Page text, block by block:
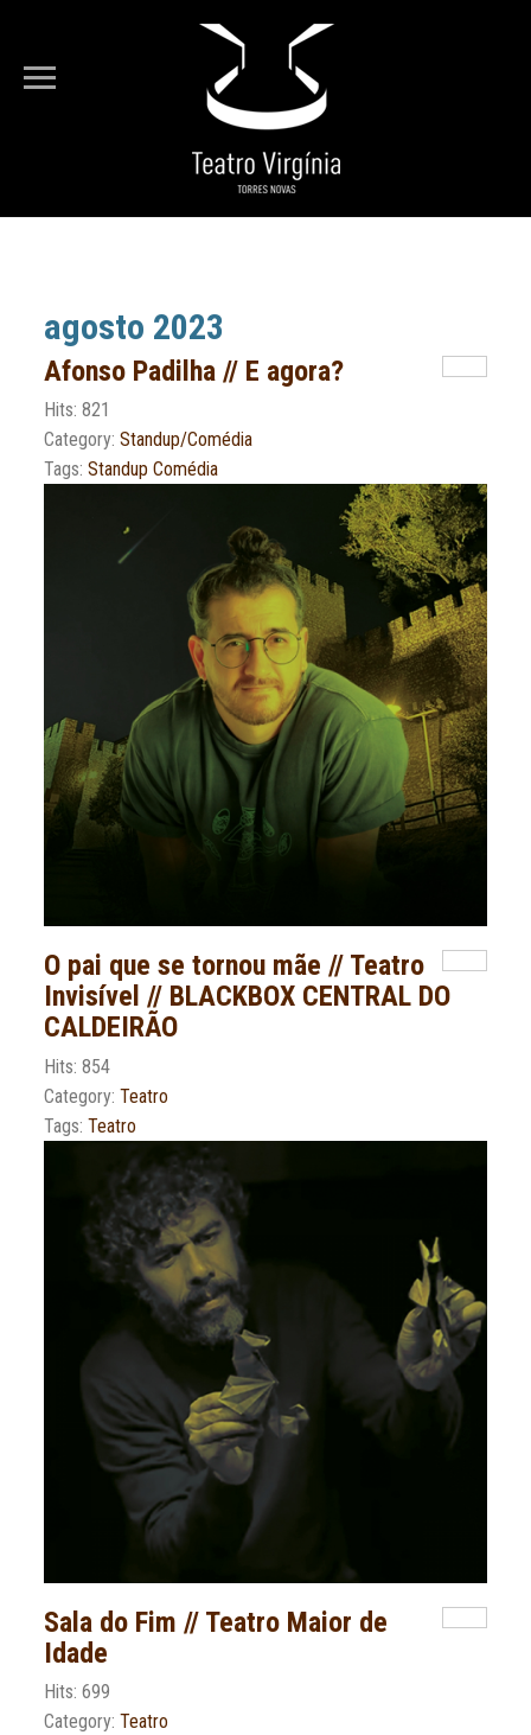
Arquivo
agosto 2023
Afonso Padilha // E agora?
Hits: 821
Category:Standup/Comédia
Tags:Standup Comédia
O pai que se tornou mãe // Teatro
Invisível // BLACKBOX CENTRAL DO
CALDEIRÃO
Hits: 854
Category:Teatro
Tags:Teatro
Sala do Fim // Teatro Maior de
Idade
Hits: 699
Category:Teatro